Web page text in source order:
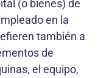
(o bienes) de
en la
también a
de
el equipo,